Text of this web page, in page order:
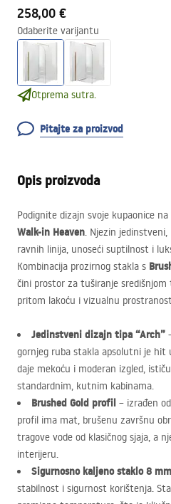
258,00 €
Odaberite varijantu
Otprema sutra.
Pitajte za proizvod
Opis proizvoda
Podignite dizajn svoje kupaonice
Walk-in Heaven. Njezin
ravnih linija, unoseći suptilnost i
Kombinacija prozirnog stakla s
čini prostor za tuširanje
pritom lakoću i vizualnu
Jedinstveni dizajn tipa “Arch”
gornjeg ruba stakla apsolutni je hit
daje mekoću i moderan izgled,
standardnim, kutnim kabinama.
Brushed Gold profil – izrađen
profil ima mat, brušenu završnu
tragove vode od klasičnog sjaja, a
interijeru.
Sigurnosno kaljeno staklo 8 mm
stabilnost i sigurnost korištenja.